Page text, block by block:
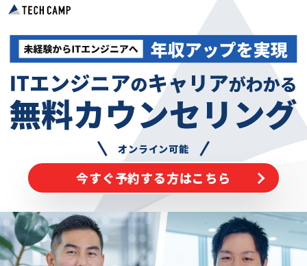
オンライン可能
今すぐ予約する方はこちら